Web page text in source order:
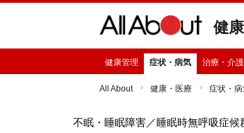
健
健康管理 症状・病気 治療・介護
All About 健康・医療 症状・
不眠・睡眠障害／睡眠時無呼吸症候